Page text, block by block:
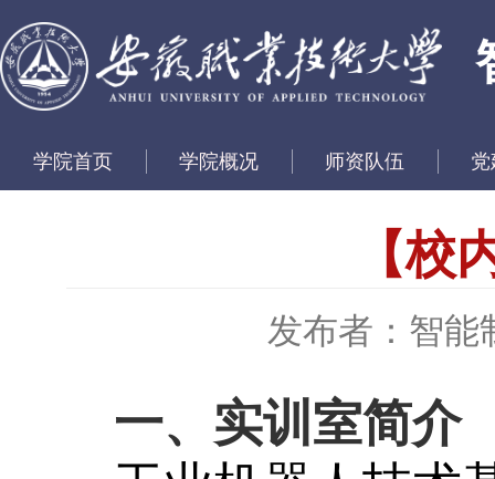
学院首页 学院概况 师资队伍
【校
发布者：智能
一、实训室简介